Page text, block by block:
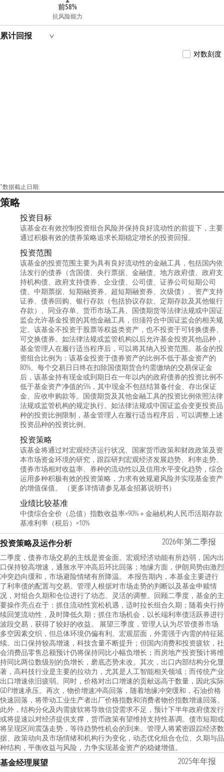
基金基金经理；2022年8月8日起兼任博远利兴
纯债一年定期开放债券型发起式证券投资基金
债债券型证券投资基金基金经理；2023年11月
24日起兼任博远增裕利率债债券型证券投资基
前58%
抗风险能力
累计回报
对数刻度
*数据截止日期:
策略
投资目标
该基金在有效控制投资组合风险并保持良好流动性的前提下，主要
通过积极有效的债券策略追求长期稳定增长的投资回报。
投资范围
该基金的投资范围主要为具有良好流动性的金融工具，包括国内依
法发行的债券（含国债、央行票据、金融债、地方政府债、政府支
持机构债、政府支持债券、企业债、公司债、证券公司短期公司
债、中期票据、短期融资券、超短期融资券、次级债）、资产支持
证券、债券回购、银行存款（包括协议存款、定期存款及其他银行
存款）、同业存单、货币市场工具、国债期货等法律法规或中国证
监会允许基金投资的其他金融工具，但须符合中国证监会的相关规
定。该基金不投资于股票等权益类资产，也不投资于可转换债券、
可交换债券。如法律法规或监管机构以后允许基金投资其他品种，
基金管理人在履行适当程序后，可以将其纳入投资范围。基金的投
资组合比例为：该基金投资于债券资产的比例不低于基金资产的
80%。每个交易日日终在扣除国债期货合约需缴纳的交易保证金
后，该基金持有现金或到期日在一年以内的政府债券的投资比例不
低于基金资产净值的5%，其中现金不包括结算备付金、存出保证
金、应收申购款等。国债期货及其他金融工具的投资比例依照法律
法规或监管机构的规定执行。如法律法规或中国证监会变更投资品
种的投资比例限制，基金管理人在履行适当程序后，可以调整上述
投资品种的投资比例。
投资策略
该基金将通过对宏观经济运行状况、国家货币政策和财政政策及资
本市场资金环境的研究，跟踪研判宏观经济发展趋势、利率走势、
债券市场相对收益率、券种的流动性以及信用水平变化趋势，综合
运用多种积极有效的投资策略，力求有效规避风险并实现基金资产
的增值保值。 （更多详情请参见基金招募说明书）
业绩比较基准
中债综合全价（总值）指数收益率×90%＋金融机构人民币活期存款
基准利率（税后）×10%
投资策略及运作分析 2026年第二季报
二季度，债券市场交易的主线是资金面。宏观经济动能有所趋弱，国内出
口保持较高增速，通胀水平冲高后环比回落；地缘方面，伊朗局势由激烈
冲突趋向缓和，市场避险情绪有所降温。 本报告期内，本基金主要进行
了利率债的配置与交易。管理人根据对市场走势的判断以及基金申赎情
况，对组合久期和仓位进行了动态、灵活的调整。回顾二季度，基金的主
要操作亮点在于：抓住流动性宽松机遇，适时拉长组合久期；随着央行持
续回笼流动性，及时降低久期；抓住市场机会，以长端利率债活跃券进行
波段交易，获得了较好的收益。 展望三季度，管理人认为尽管债券市场
多空因素交织，但总体环境仍偏有利。宏观层面，外需强于内需的特征延
续。出口保持较高增速，科技含量不断提升；但国内消费和投资疲软，社
会消费品零售总额预计仍将保持同比小幅负增长；而房地产投资预计将维
持同比两位数级别的负增长，磨底态势未改。其次，出口内部结构分化显
著，高科技行业是主要的拉动力，尤其是人工智能相关领域；而传统产业
出口增速依旧疲弱。同时，价格对出口增速的贡献远高于数量，因此实际
GDP增速承压。再次，物价增速冲高回落，随着地缘冲突缓和，石油价格
快速回落，将带动工业生产者出厂价格指数和消费者物价指数增速回落。
此外，结构分化及内需疲软将导致信贷需求不足，预计下半年政府债发行
或将提速以对经济提供支撑，货币政策有望维持支持性基调。债市短期或
将呈现区间震荡走势，等待趋势性机会的到来。管理人将紧密跟踪经济数
据、政策动向及市场情绪和机构行为变化，动态优化组合仓位、久期与品
种结构，平衡收益与风险，力争实现基金资产的稳健增值。
基金经理展望 2025年年报